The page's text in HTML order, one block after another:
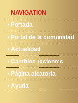
NAVIGATION
Portada
Portal de la comunidad
Actualidad
Cambios recientes
Página aleatoria
Ayuda